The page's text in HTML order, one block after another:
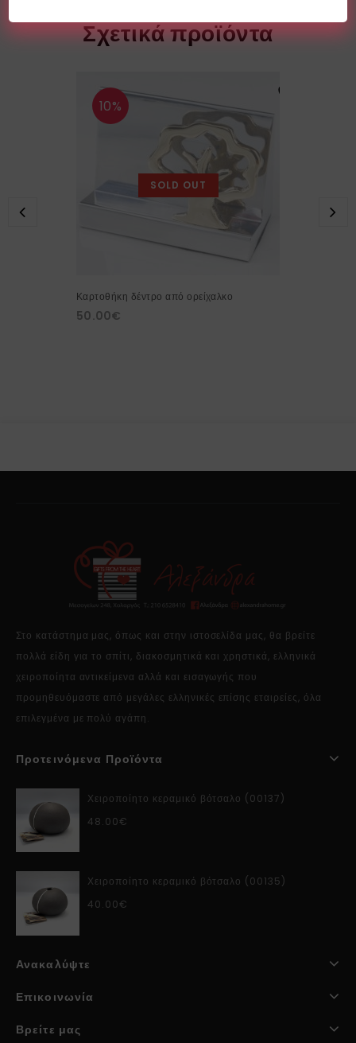
Σχετικά προϊόντα
10%
SOLD OUT
Καρτοθήκη δέντρο από ορείχαλκο
50.00€
Στο κατάστημα μας, όπως και στην ιστοσελίδα μας, θα βρείτε
πολλά είδη για το σπίτι, διακοσμητικά και χρηστικά, ελληνικά
χειροποίητα αντικείμενα αλλά και εισαγωγής που
προμηθευόμαστε από μεγάλες ελληνικές επίσης εταιρείες, όλα
επιλεγμένα με πολύ αγάπη.
Προτεινόμενα Προϊόντα
Χειροποίητο κεραμικό βότσαλο (00137)
48.00€
Χειροποίητο κεραμικό βότσαλο (00135)
40.00€
Ανακαλύψτε
Επικοινωνία
Βρείτε μας